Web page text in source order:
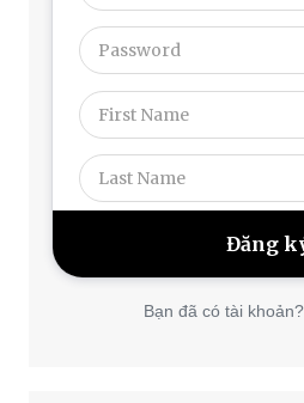
Bạn đã có tài